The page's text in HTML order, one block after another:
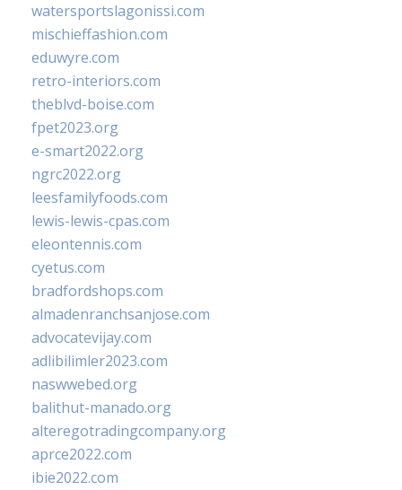
watersportslagonissi.com
mischieffashion.com
eduwyre.com
retro-interiors.com
theblvd-boise.com
fpet2023.org
e-smart2022.org
ngrc2022.org
leesfamilyfoods.com
lewis-lewis-cpas.com
eleontennis.com
cyetus.com
bradfordshops.com
almadenranchsanjose.com
advocatevijay.com
adlibilimler2023.com
naswwebed.org
balithut-manado.org
alteregotradingcompany.org
aprce2022.com
ibie2022.com